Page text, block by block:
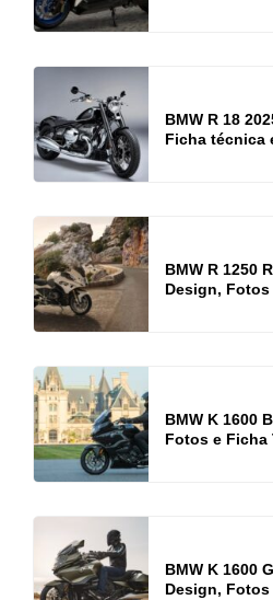
BMW R 18
Ficha técnica
BMW R 1250
Design,
BMW K 1600
Fotos e Ficha
BMW K 1600
Design,